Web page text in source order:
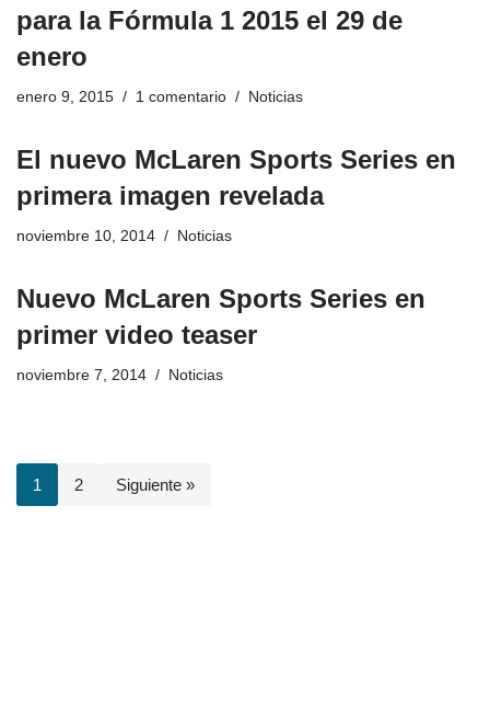
para la Fórmula 1 2015 el 29 de
enero
enero 9, 2015 1 comentario Noticias
El nuevo McLaren Sports Series en
primera imagen revelada
noviembre 10, 2014 Noticias
Nuevo McLaren Sports Series en
primer video teaser
noviembre 7, 2014 Noticias
1 2 Siguiente »